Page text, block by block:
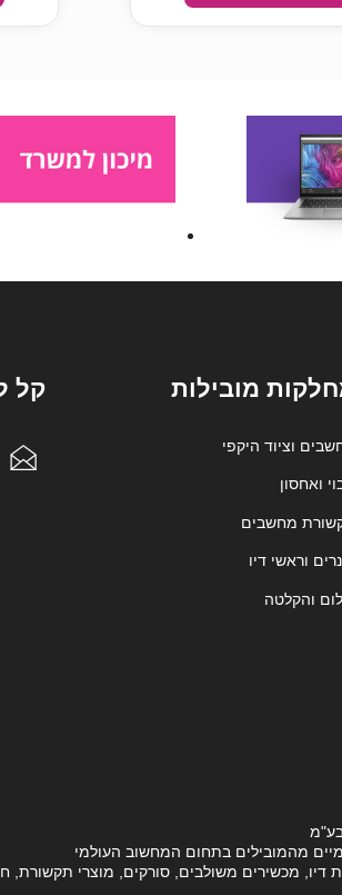
מובילות
וציוד היקפי
ואחסון
מחשבים
וראשי דיו
והקלטה
קל
מהמובילים בתחום המחשוב העולמי
מכשירים משולבים, סורקים, מוצרי תקשורת, חלקי